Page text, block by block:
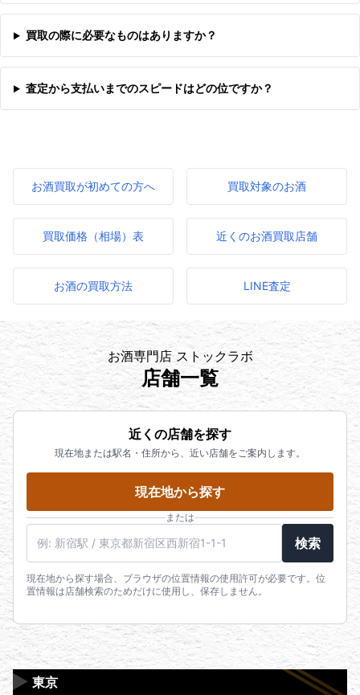
買取の際に必要なものはありますか？
査定から支払いまでのスピードはどの位ですか？
お酒買取が初めての方へ 買取対象のお酒
買取価格（相場）表 近くのお酒買取店舗
お酒の買取方法 LINE査定
お酒専門店 ストックラボ
店舗一覧
近くの店舗を探す
現在地または駅名・住所から、近い店舗をご案内します。
現在地から探す
または
検索
現在地から探す場合、ブラウザの位置情報の使用許可が必要です。位
置情報は店舗検索のためだけに使用し、保存しません。
東京
▶